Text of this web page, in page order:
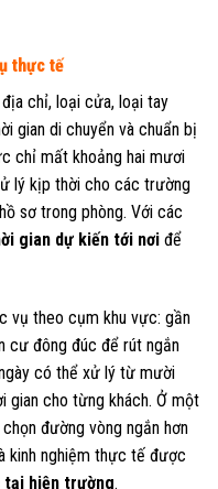
thực tế
chỉ, loại cửa, loại tay
gian di chuyển và chuẩn bị
chỉ mất khoảng hai mươi
lý kịp thời cho các trường
sơ trong phòng. Với các
gian dự kiến tới nơi để
vụ theo cụm khu vực: gần
cư đông đúc để rút ngắn
có thể xử lý từ mười
gian cho từng khách. Ở một
đường vòng ngắn hơn
kinh nghiệm thực tế được
tại hiện trường.